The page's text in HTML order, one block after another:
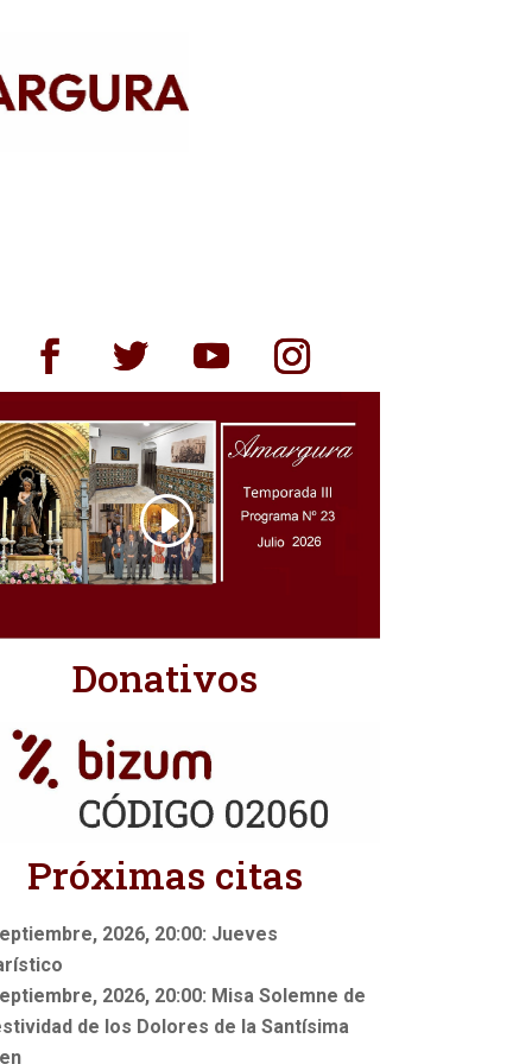
Donativos
Próximas citas
2026, 20:00: Jueves
2026, 20:00: Misa Solemne de
de los Dolores de la Santísima